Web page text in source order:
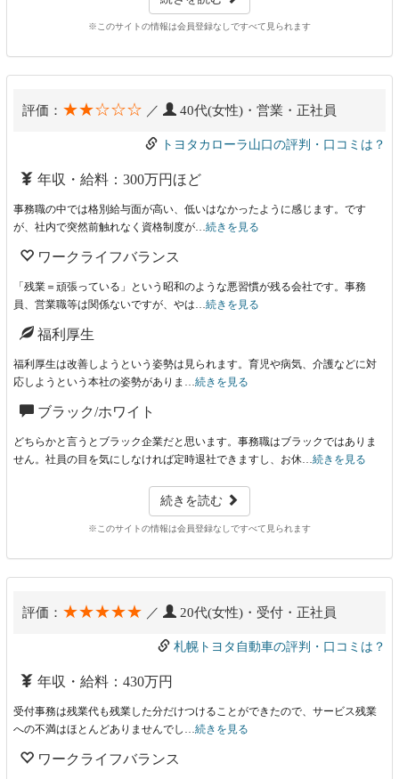
※このサイトの情報は会員登録なしですべて見られます
評価： ★★☆☆☆ ／ 40代(女性)・営業・正社員
トヨタカローラ山口の評判・口コミは？
年収・給料：300万円ほど
事務職の中では格別給与面が高い、低いはなかったように感じます。です
が、社内で突然前触れなく資格制度が…続きを見る
ワークライフバランス
「残業＝頑張っている」という昭和のような悪習慣が残る会社です。事務
員、営業職等は関係ないですが、やは…続きを見る
福利厚生
福利厚生は改善しようという姿勢は見られます。育児や病気、介護などに対
応しようという本社の姿勢がありま…続きを見る
ブラック/ホワイト
どちらかと言うとブラック企業だと思います。事務職はブラックではありま
せん。社員の目を気にしなければ定時退社できますし、お休…続きを見る
続きを読む
※このサイトの情報は会員登録なしですべて見られます
評価： ★★★★★ ／ 20代(女性)・受付・正社員
札幌トヨタ自動車の評判・口コミは？
年収・給料：430万円
受付事務は残業代も残業した分だけつけることができたので、サービス残業
への不満はほとんどありませんでし…続きを見る
ワークライフバランス